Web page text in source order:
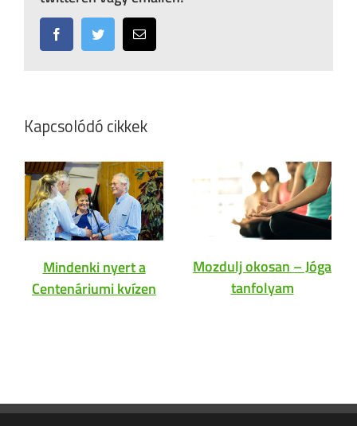
FacebookTwitter Email:
Kapcsolódó cikkek
Mindenki nyert a
Centenáriumi kvízen
Mozdulj okosan – Jóga
tanfolyam